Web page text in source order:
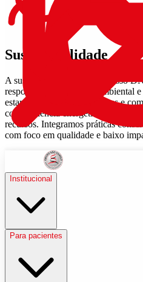
Sustentabilidade
A sustentabilidade está no nosso
responsabilidade social, ambiental
estar a clientes, colaboradores e
com eficiência energética e menos
recursos. Integramos práticas
com foco em qualidade e baixo
Institucional
Para pacientes